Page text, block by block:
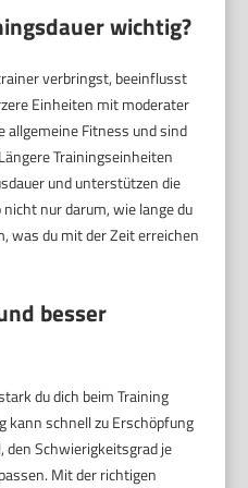
wichtig?
verbringst, beeinflusst
Einheiten mit moderater
Fitness und sind
Trainingseinheiten
und unterstützen die
nur darum, wie lange du
was du mit der Zeit erreichen
besser
du dich beim Training
kann schnell zu Erschöpfung
Schwierigkeitsgrad je
Mit der richtigen